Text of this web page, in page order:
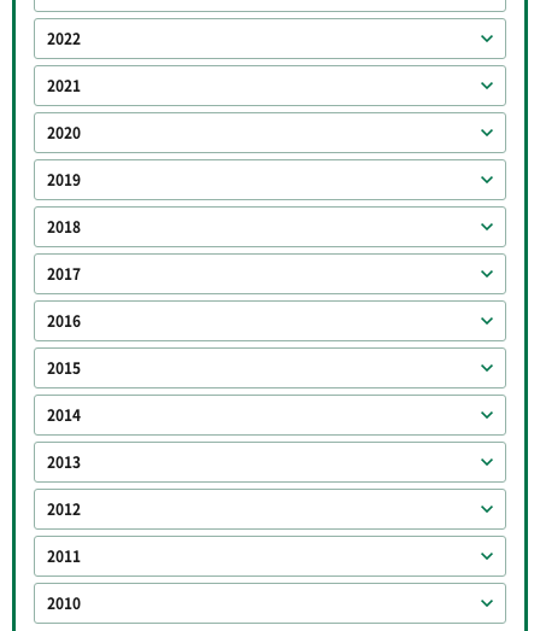
2022
2021
2020
2019
2018
2017
2016
2015
2014
2013
2012
2011
2010